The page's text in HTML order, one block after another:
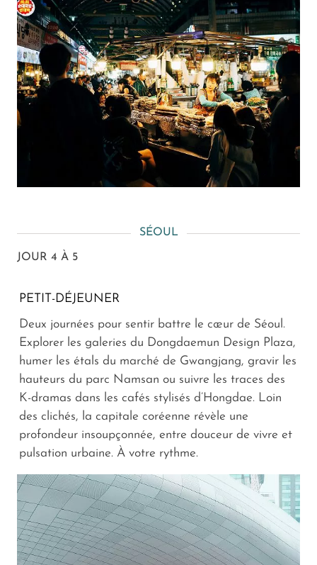
SÉOUL
JOUR 4 À 5
PETIT-DÉJEUNER
Deux journées pour sentir battre le cœur de Séoul.
Explorer les galeries du Dongdaemun Design Plaza,
humer les étals du marché de Gwangjang, gravir les
hauteurs du parc Namsan ou suivre les traces des
K-dramas dans les cafés stylisés d’Hongdae. Loin
des clichés, la capitale coréenne révèle une
profondeur insoupçonnée, entre douceur de vivre et
pulsation urbaine. À votre rythme.